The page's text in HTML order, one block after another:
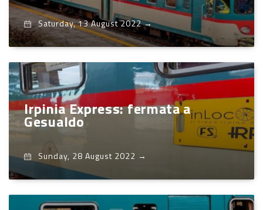
Saturday, 13 August 2022→
Irpinia Express: fermata a
Gesualdo
Sunday, 28 August 2022 →